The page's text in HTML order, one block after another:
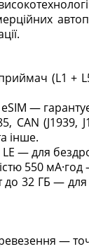
(L1 +
—
CAN
інше.
— для
550
до 32 ГБ —
—